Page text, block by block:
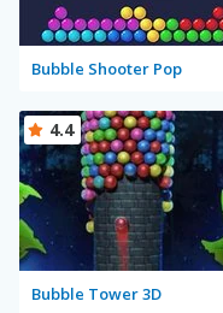
Bubble Shooter Pop
Bubble Tower 3D
4.4